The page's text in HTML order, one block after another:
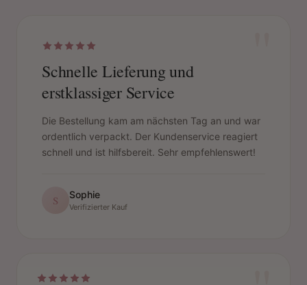
Schnelle Lieferung und
erstklassiger Service
Die Bestellung kam am nächsten Tag an und war
ordentlich verpackt. Der Kundenservice reagiert
schnell und ist hilfsbereit. Sehr empfehlenswert!
S Sophie
Verifizierter Kauf